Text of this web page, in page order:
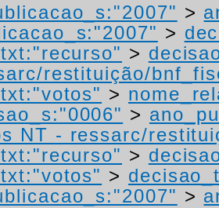
>
>
>
restituição/
>
>
NT - ressarc/
>
>
>